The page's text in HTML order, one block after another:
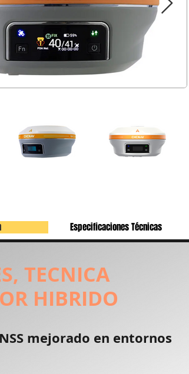
Especificaciones Técnicas
TECNICA
HIBRIDO
mejorado en entornos